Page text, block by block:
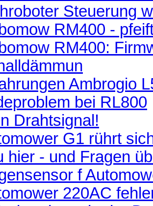
Steuerung
RM400 -
RM400:
Ambrogio
bei RL800
Drahtsignal!
G1 rührt
hier - und Fragen
f
220AC